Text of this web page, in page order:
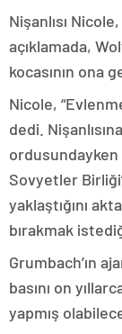
Nişanlısı
açıklamada,
kocasının ona
Nicole,
dedi.
ordusundayken
Sovyetler
yaklaştığını
bırakmak
Grumbach’ın
basını on
yapmış